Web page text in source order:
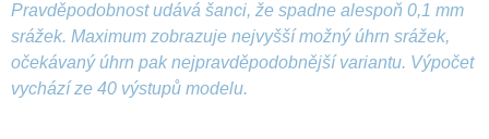
Pravděpodobnost udává šanci, že spadne alespoň 0,1 mm
srážek. Maximum zobrazuje nejvyšší možný úhrn srážek,
očekávaný úhrn pak nejpravděpodobnější variantu. Výpočet
vychází ze 40 výstupů modelu.